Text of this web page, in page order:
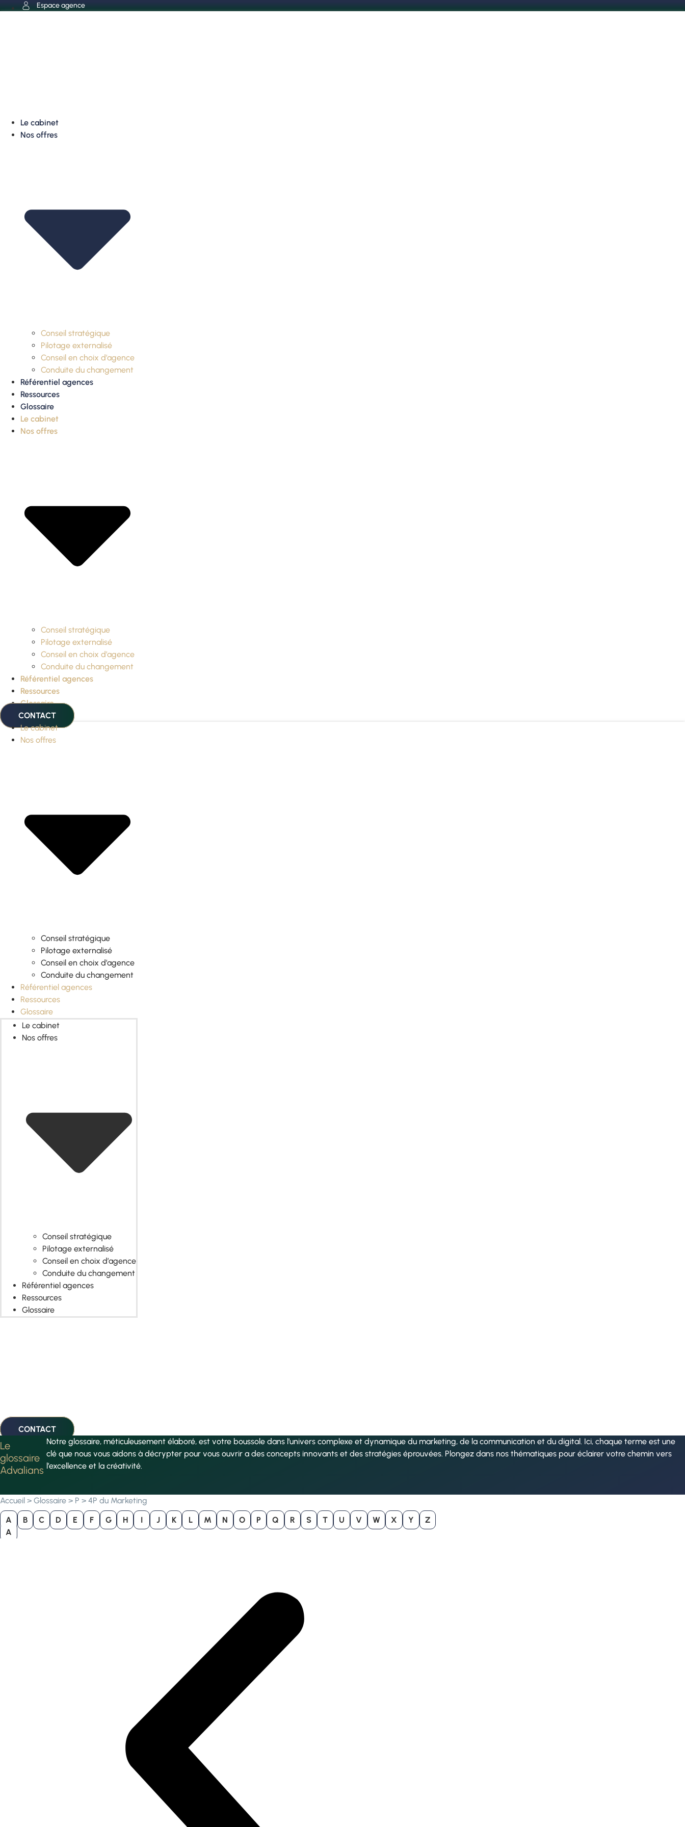
Aller
Espace agence
Le cabinet
Nos offres
Conseil stratégique
Pilotage externalisé
Conseil en choix d’agence
Conduite du changement
Référentiel agences
Ressources
Glossaire
Le cabinet
Nos offres
Conseil stratégique
Pilotage externalisé
Conseil en choix d’agence
Conduite du changement
Référentiel agences
Ressources
Glossaire
CONTACT
Le cabinet
Nos offres
Conseil stratégique
Pilotage externalisé
Conseil en choix d’agence
Conduite du changement
Référentiel agences
Ressources
Glossaire
Le cabinet
Nos offres
Conseil stratégique
Pilotage externalisé
Conseil en choix d’agence
Conduite du changement
Référentiel agences
Ressources
Glossaire
CONTACT
Le
glossaire
Advalians
Notre glossaire, méticuleusement élaboré, est votre boussole dans l’univers complexe et dynamique du marketing, de la communication et du digital. Ici, chaque terme est une
clé que nous vous aidons à décrypter pour vous ouvrir a des concepts innovants et des stratégies éprouvées. Plongez dans nos thématiques pour éclairer votre chemin vers
l’excellence et la créativité.
Accueil > Glossaire > P > 4P du Marketing
A B C D E F G H I J K L M N O P Q R S T U V W X Y
Z
A